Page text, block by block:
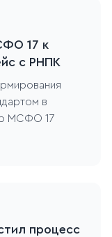
17 к
c РНПК
в
МСФО 17
процесс